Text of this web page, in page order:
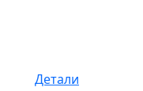
Детали